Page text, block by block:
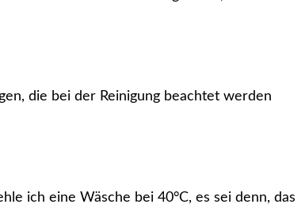
die bei der Reinigung beachtet werden
ich eine Wäsche bei 40°C, es sei denn, das